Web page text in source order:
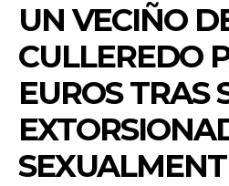
UN VECIÑO
CULLEREDO
EUROS TRAS